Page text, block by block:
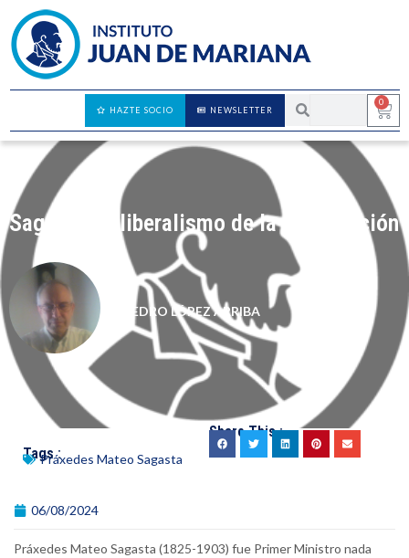
0
NEWSLETTER
HAZTE SOCIO
Sagasta, el liberalismo de la restauración
PEDRO LÓPEZ ARRIBA
Tags :Práxedes Mateo Sagasta
Share This :
06/08/2024
Práxedes Mateo Sagasta (1825-1903) fue Primer Ministro nada